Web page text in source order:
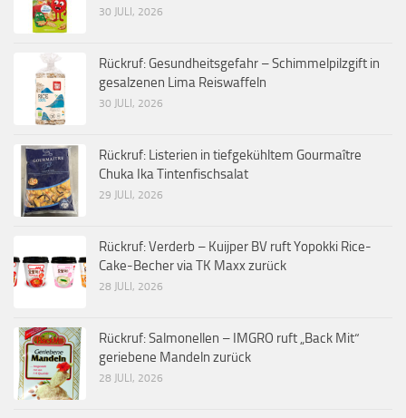
30 JULI, 2026
Rückruf: Gesundheitsgefahr – Schimmelpilzgift in
gesalzenen Lima Reiswaffeln
30 JULI, 2026
Rückruf: Listerien in tiefgekühltem Gourmaître
Chuka Ika Tintenfischsalat
29 JULI, 2026
Rückruf: Verderb – Kuijper BV ruft Yopokki Rice-
Cake-Becher via TK Maxx zurück
28 JULI, 2026
Rückruf: Salmonellen – IMGRO ruft „Back Mit“
geriebene Mandeln zurück
28 JULI, 2026